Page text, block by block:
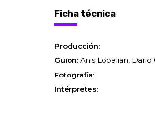
Ficha técnica
Producción:
Guión: Anis Looalian,
Fotografía:
Intérpretes: